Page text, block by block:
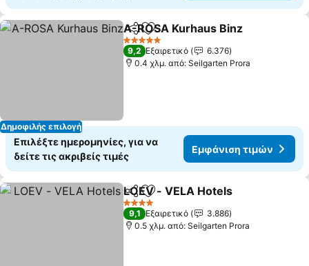
Δημοφιλής επιλογή
Κοινοποίηση
Προσθήκη στα αγαπημένα
A-ROSA Kurhaus Binz
5 Αστέρια
9,2 Εξαιρετικό
6.376
0.4 χλμ. από: Seilgarten Prora
Επιλέξτε ημερομηνίες, για να
δείτε τις ακριβείς τιμές
Εμφάνιση τιμών
Κοινοποίηση
Προσθήκη στα αγαπημένα
LOEV - VELA Hotels
4 Αστέρια
9,1 Εξαιρετικό
3.886
0.5 χλμ. από: Seilgarten Prora